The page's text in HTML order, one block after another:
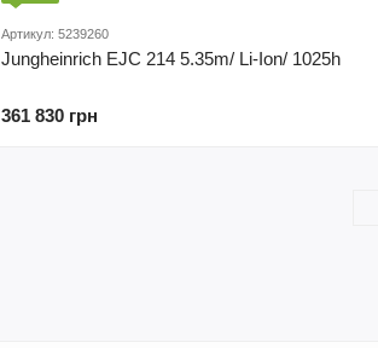
Артикул: 5239260
Jungheinrich EJC 214 5.35m/ Li-Ion/ 1025h
361 830 грн